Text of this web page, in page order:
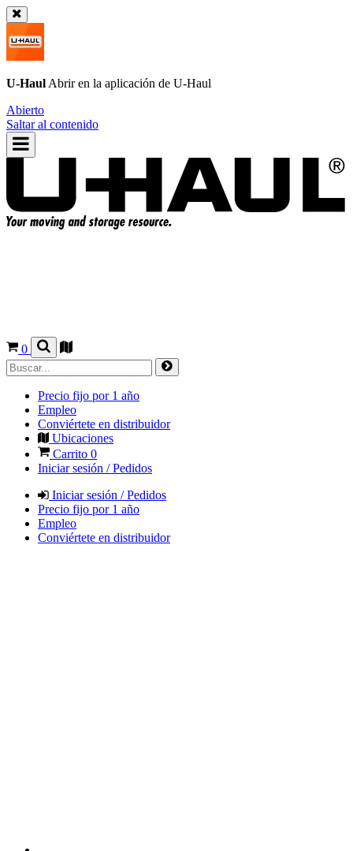
U-Haul Abrir en la aplicación de U-Haul
Abierto
Saltar al contenido
0
Precio fijo por 1 año
Empleo
Conviértete en distribuidor
Ubicaciones
Carrito 0
Iniciar sesión / Pedidos
Iniciar sesión / Pedidos
Precio fijo por 1 año
Empleo
Conviértete en distribuidor